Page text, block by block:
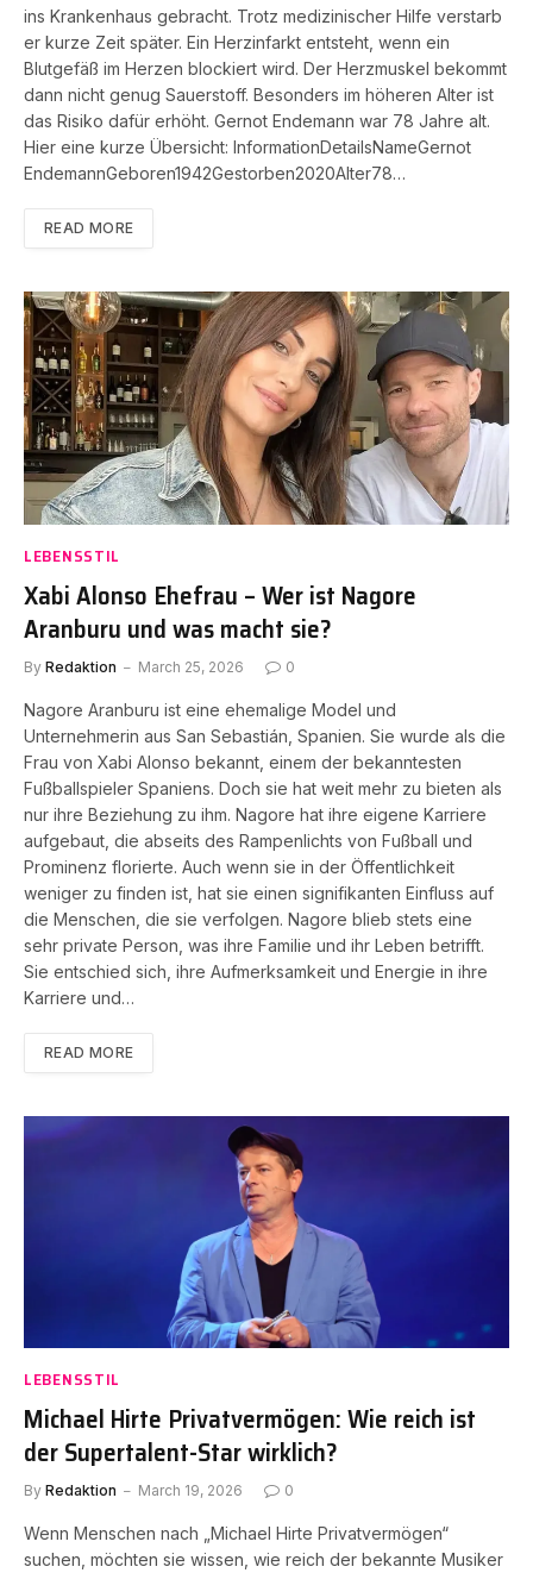
ins Krankenhaus gebracht. Trotz medizinischer Hilfe verstarb
er kurze Zeit später. Ein Herzinfarkt entsteht, wenn ein
Blutgefäß im Herzen blockiert wird. Der Herzmuskel bekommt
dann nicht genug Sauerstoff. Besonders im höheren Alter ist
das Risiko dafür erhöht. Gernot Endemann war 78 Jahre alt.
Hier eine kurze Übersicht: InformationDetailsNameGernot
EndemannGeboren1942Gestorben2020Alter78…
READ MORE
LEBENSSTIL
Xabi Alonso Ehefrau – Wer ist Nagore
Aranburu und was macht sie?
By Redaktion March 25, 2026 0
Nagore Aranburu ist eine ehemalige Model und
Unternehmerin aus San Sebastián, Spanien. Sie wurde als die
Frau von Xabi Alonso bekannt, einem der bekanntesten
Fußballspieler Spaniens. Doch sie hat weit mehr zu bieten als
nur ihre Beziehung zu ihm. Nagore hat ihre eigene Karriere
aufgebaut, die abseits des Rampenlichts von Fußball und
Prominenz florierte. Auch wenn sie in der Öffentlichkeit
weniger zu finden ist, hat sie einen signifikanten Einfluss auf
die Menschen, die sie verfolgen. Nagore blieb stets eine
sehr private Person, was ihre Familie und ihr Leben betrifft.
Sie entschied sich, ihre Aufmerksamkeit und Energie in ihre
Karriere und…
READ MORE
LEBENSSTIL
Michael Hirte Privatvermögen: Wie reich ist
der Supertalent-Star wirklich?
By Redaktion March 19, 2026 0
Wenn Menschen nach „Michael Hirte Privatvermögen“
suchen, möchten sie wissen, wie reich der bekannte Musiker